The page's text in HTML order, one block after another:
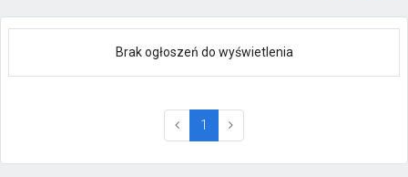
Brak ogłoszeń do wyświetlenia
1 (current)